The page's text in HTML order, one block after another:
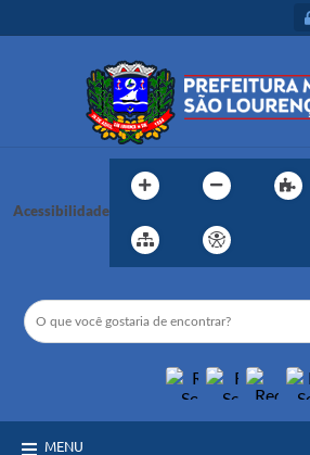
Acessibilidade
MENU